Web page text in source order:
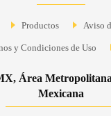
Productos Aviso
y Condiciones de Uso
Área
Mexicana